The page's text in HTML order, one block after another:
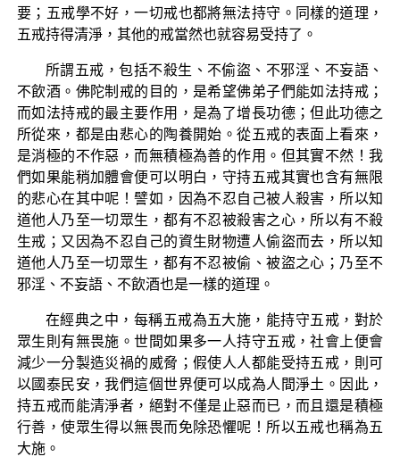
要；五戒學不好，一切戒也都將無法持守。同樣的道理，
五戒持得清淨，其他的戒當然也就容易受持了。
所謂五戒，包括不殺生、不偷盜、不邪淫、不妄語、
不飲酒。佛陀制戒的目的，是希望佛弟子們能如法持戒；
而如法持戒的最主要作用，是為了增長功德；但此功德之
所從來，都是由悲心的陶養開始。從五戒的表面上看來，
是消極的不作惡，而無積極為善的作用。但其實不然！我
們如果能稍加體會便可以明白，守持五戒其實也含有無限
的悲心在其中呢！譬如，因為不忍自己被人殺害，所以知
道他人乃至一切眾生，都有不忍被殺害之心，所以有不殺
生戒；又因為不忍自己的資生財物遭人偷盜而去，所以知
道他人乃至一切眾生，都有不忍被偷、被盜之心；乃至不
邪淫、不妄語、不飲酒也是一樣的道理。
在經典之中，每稱五戒為五大施，能持守五戒，對於
眾生則有無畏施。世間如果多一人持守五戒，社會上便會
減少一分製造災禍的威脅；假使人人都能受持五戒，則可
以國泰民安，我們這個世界便可以成為人間淨土。因此，
持五戒而能清淨者，絕對不僅是止惡而已，而且還是積極
行善，使眾生得以無畏而免除恐懼呢！所以五戒也稱為五
大施。